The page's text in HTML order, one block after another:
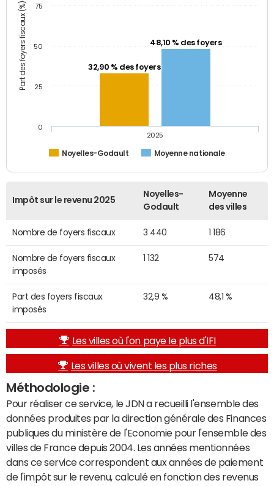
Part des foyers fiscaux (%) 32,90 % des foyers
48,10 % des foyers
Noyelles-Godault Moyenne nationale
2025
0
25
50
75
Impôt sur le revenu 2025
Noyelles-
Godault
Moyenne
des villes
Nombre de foyers fiscaux 3 440 1 186
Nombre de foyers fiscaux
imposés
1 132 574
Part des foyers fiscaux
imposés
32,9 % 48,1 %
Les villes où l'on paye le plus d'IFI
Les villes où vivent les plus riches
Méthodologie :
Pour réaliser ce service, le JDN a recueilli l'ensemble des
données produites par la direction générale des Finances
publiques du ministère de l'Economie pour l'ensemble des
villes de France depuis 2004. Les années mentionnées
dans ce service correspondent aux années de paiement
de l'impôt sur le revenu, calculé en fonction des revenus